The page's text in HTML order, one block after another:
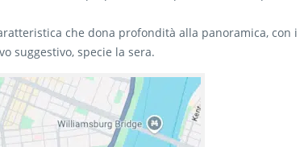
che dona profondità alla panoramica, con i
suggestivo, specie la sera.